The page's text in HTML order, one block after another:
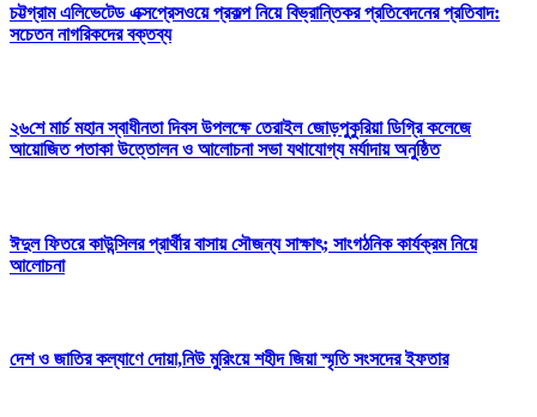
চট্টগ্রাম এলিভেটেড এক্সপ্রেসওয়ে প্রকল্প নিয়ে বিভ্রান্তিকর প্রতিবেদনের প্রতিবাদ:
সচেতন নাগরিকদের বক্তব্য
২৬শে মার্চ মহান স্বাধীনতা দিবস উপলক্ষে তেরাইল জোড়পুকুরিয়া ডিগ্রি কলেজে
আয়োজিত পতাকা উত্তোলন ও আলোচনা সভা যথাযোগ্য মর্যাদায় অনুষ্ঠিত
ঈদুল ফিতরে কাউন্সিলর প্রার্থীর বাসায় সৌজন্য সাক্ষাৎ; সাংগঠনিক কার্যক্রম নিয়ে
আলোচনা
দেশ ও জাতির কল্যাণে দোয়া,নিউ মুরিংয়ে শহীদ জিয়া স্মৃতি সংসদের ইফতার